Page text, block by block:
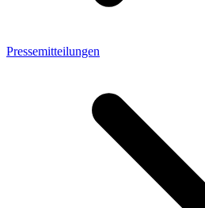
Pressemitteilungen